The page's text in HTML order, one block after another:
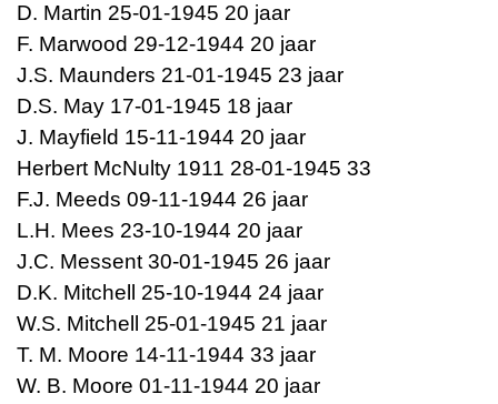
D. Martin 25-01-1945 20 jaar
F. Marwood 29-12-1944 20 jaar
J.S. Maunders 21-01-1945 23 jaar
D.S. May 17-01-1945 18 jaar
J. Mayfield 15-11-1944 20 jaar
Herbert McNulty 1911 28-01-1945 33
F.J. Meeds 09-11-1944 26 jaar
L.H. Mees 23-10-1944 20 jaar
J.C. Messent 30-01-1945 26 jaar
D.K. Mitchell 25-10-1944 24 jaar
W.S. Mitchell 25-01-1945 21 jaar
T. M. Moore 14-11-1944 33 jaar
W. B. Moore 01-11-1944 20 jaar